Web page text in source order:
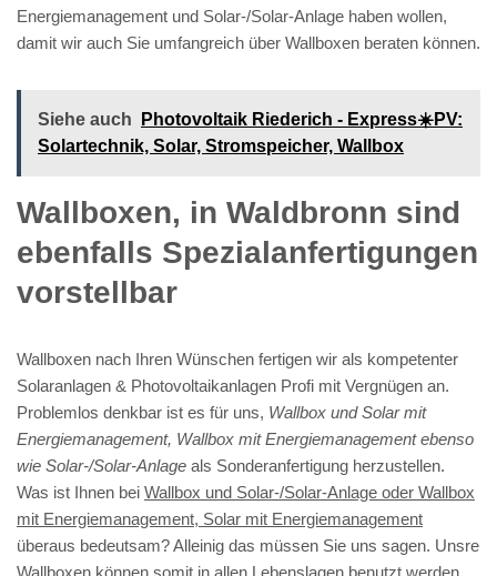
Energiemanagement und Solar-/Solar-Anlage haben wollen,
damit wir auch Sie umfangreich über Wallboxen beraten können.
Siehe auch
Photovoltaik Riederich - Express☀️PV️:
Solartechnik, Solar, Stromspeicher, Wallbox
Wallboxen, in Waldbronn sind
ebenfalls Spezialanfertigungen
vorstellbar
Wallboxen nach Ihren Wünschen fertigen wir als kompetenter
Solaranlagen & Photovoltaikanlagen Profi mit Vergnügen an.
Problemlos denkbar ist es für uns, Wallbox und Solar mit
Energiemanagement, Wallbox mit Energiemanagement ebenso
wie Solar-/Solar-Anlage als Sonderanfertigung herzustellen.
Was ist Ihnen bei Wallbox und Solar-/Solar-Anlage oder Wallbox
mit Energiemanagement, Solar mit Energiemanagement
überaus bedeutsam? Alleinig das müssen Sie uns sagen. Unsre
Wallboxen können somit in allen Lebenslagen benutzt werden.